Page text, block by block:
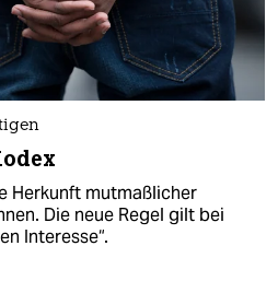
Herkunft mutmaßlicher
Die neue Regel gilt bei
Interesse“.